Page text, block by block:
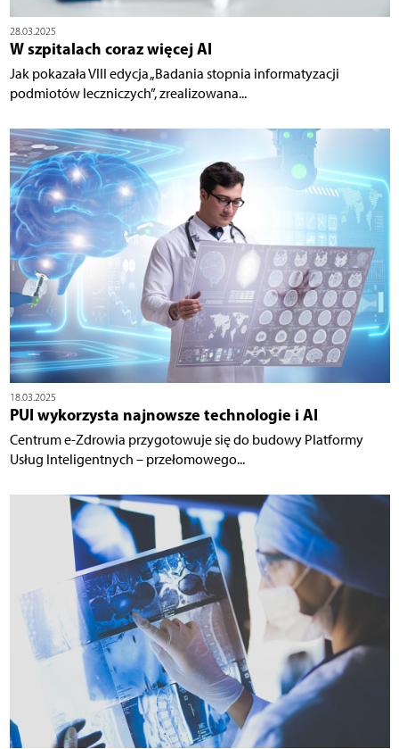
28.03.2025
W szpitalach coraz więcej AI
Jak pokazała VIII edycja „Badania stopnia informatyzacji
podmiotów leczniczych”, zrealizowana...
18.03.2025
PUI wykorzysta najnowsze technologie i AI
Centrum e-Zdrowia przygotowuje się do budowy Platformy
Usług Inteligentnych – przełomowego...